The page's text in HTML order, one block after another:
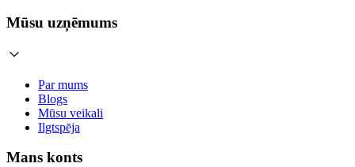
Mūsu uzņēmums
Par mums
Blogs
Mūsu veikali
Ilgtspēja
Mans konts